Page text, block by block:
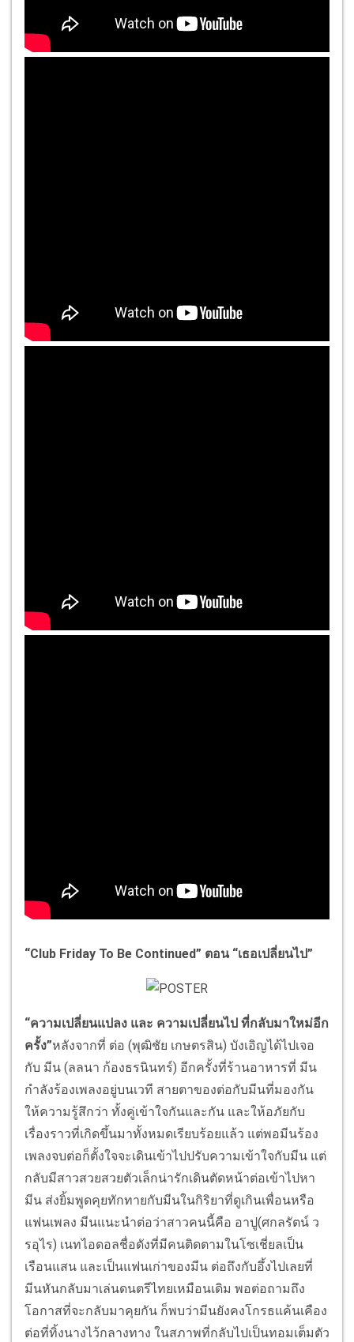
“Club Friday To Be Continued” ตอน “เธอเปลี่ยนไป”
“ความเปลี่ยนแปลง และ ความเปลี่ยนไป ที่กลับมาใหม่อีก
ครั้ง”หลังจากที่ ต่อ (พุฒิชัย เกษตรสิน) บังเอิญได้ไปเจอ
กับ มีน (ลลนา ก้องธรนินทร์) อีกครั้งที่ร้านอาหารที่ มีน
กำลังร้องเพลงอยู่บนเวที สายตาของต่อกับมีนที่มองกัน
ให้ความรู้สึกว่า ทั้งคู่เข้าใจกันและกัน และให้อภัยกับ
เรื่องราวที่เกิดขึ้นมาทั้งหมดเรียบร้อยแล้ว แต่พอมีนร้อง
เพลงจบต่อก็ตั้งใจจะเดินเข้าไปปรับความเข้าใจกับมีน แต่
กลับมีสาวสวยสวยตัวเล็กน่ารักเดินตัดหน้าต่อเข้าไปหา
มีน ส่งยิ้มพูดคุยทักทายกับมีนในกิริยาที่ดูเกินเพื่อนหรือ
แฟนเพลง มีนแนะนำต่อว่าสาวคนนี้คือ อาปู(ศกลรัตน์ ว
รอุไร) เนทไอดอลชื่อดังที่มีคนติดตามในโซเชี่ยลเป็น
เรือนแสน และเป็นแฟนเก่าของมีน ต่อถึงกับอึ้งไปเลยที่
มีนหันกลับมาเล่นดนตรีไทยเหมือนเดิม พอต่อถามถึง
โอกาสที่จะกลับมาคุยกัน ก็พบว่ามีนยังคงโกรธแค้นเคือง
ต่อที่ทิ้งนางไว้กลางทาง ในสภาพที่กลับไปเป็นทอมเต็มตัว